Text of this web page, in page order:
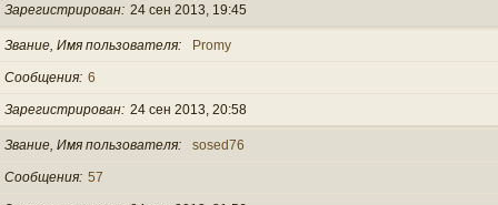
Зарегистрирован 24 сен 2013, 19:45
Звание, Имя пользователя Promy
Сообщения 6
Зарегистрирован 24 сен 2013, 20:58
Звание, Имя пользователя sosed76
Сообщения 57